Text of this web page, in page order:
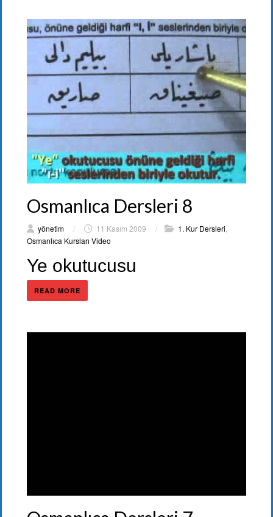
Osmanlıca Dersleri 8
yönetim / 11 Kasım 2009 / 1. Kur Dersleri
Osmanlıca Kursları Video
Ye okutucusu
READ MORE